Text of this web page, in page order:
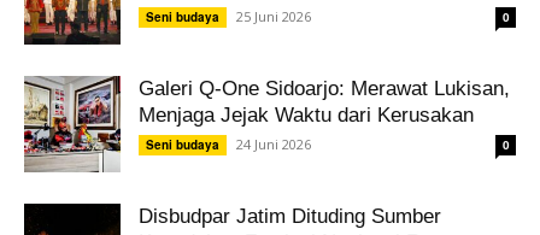
Seni budaya 25 Juni 2026 0
Galeri Q-One Sidoarjo: Merawat Lukisan,
Menjaga Jejak Waktu dari Kerusakan
Seni budaya 24 Juni 2026 0
Disbudpar Jatim Dituding Sumber